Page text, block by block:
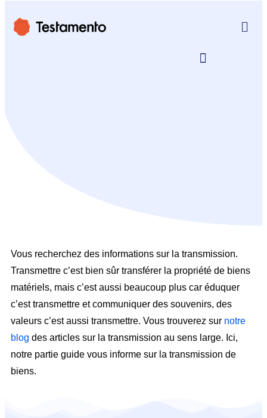
Vous recherchez des informations sur la transmission.
Transmettre c’est bien sûr transférer la propriété de biens
matériels, mais c’est aussi beaucoup plus car éduquer
c’est transmettre et communiquer des souvenirs, des
valeurs c’est aussi transmettre. Vous trouverez sur notre
blog des articles sur la transmission au sens large. Ici,
notre partie guide vous informe sur la transmission de
biens.